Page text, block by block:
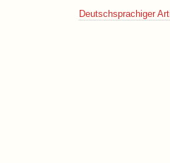
Deutschsprachiger